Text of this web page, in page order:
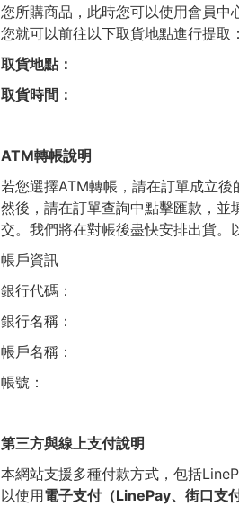
您所購商品，此時您可以使用會員中
您就可以前往以下取貨地點進行提取：
取貨地點：
取貨時間：
ATM轉帳說明
若您選擇ATM轉帳，請在訂單成立
然後，請在訂單查詢中點擊匯款，
交。我們將在對帳後盡快安排出貨。
帳戶資訊
銀行代碼：
銀行名稱：
帳戶名稱：
帳號：
第三方與線上支付說明
本網站支援多種付款方式，包括
以使用電子支付（LinePay、街口支付